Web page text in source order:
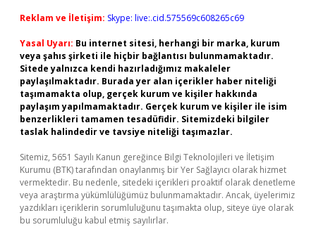
Reklam ve İletişim: Skype: live:.cid.575569c608265c69
Yasal Uyarı: Bu internet sitesi, herhangi bir marka, kurum
veya şahıs şirketi ile hiçbir bağlantısı bulunmamaktadır.
Sitede yalnızca kendi hazırladığımız makaleler
paylaşılmaktadır. Burada yer alan içerikler haber niteliği
taşımamakta olup, gerçek kurum ve kişiler hakkında
paylaşım yapılmamaktadır. Gerçek kurum ve kişiler ile isim
benzerlikleri tamamen tesadüfidir. Sitemizdeki bilgiler
taslak halindedir ve tavsiye niteliği taşımazlar.
Sitemiz, 5651 Sayılı Kanun gereğince Bilgi Teknolojileri ve İletişim
Kurumu (BTK) tarafından onaylanmış bir Yer Sağlayıcı olarak hizmet
vermektedir. Bu nedenle, sitedeki içerikleri proaktif olarak denetleme
veya araştırma yükümlülüğümüz bulunmamaktadır. Ancak, üyelerimiz
yazdıkları içeriklerin sorumluluğunu taşımakta olup, siteye üye olarak
bu sorumluluğu kabul etmiş sayılırlar.